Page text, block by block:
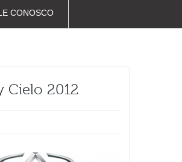
CONOSCO
Cielo 2012